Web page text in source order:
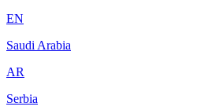
EN
Saudi Arabia
AR
Serbia